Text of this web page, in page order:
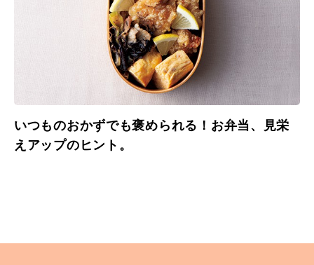
いつものおかずでも褒められる！お弁当、見栄
えアップのヒント。